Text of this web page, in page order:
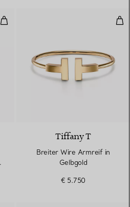
T One breiter aufklappbarer
Tiffany T
Breiter Wire Armreif in
Gelbgold
€ 5.750